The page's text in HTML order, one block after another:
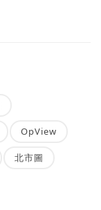
OpView
北市圖